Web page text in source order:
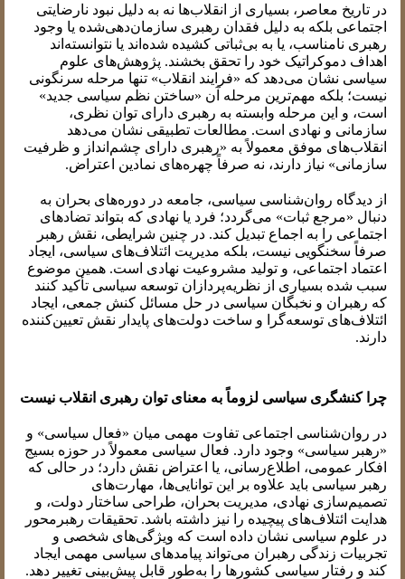
در تاریخ معاصر، بسیاری از انقلاب‌ها نه به دلیل نبود نارضایتی
اجتماعی بلکه به دلیل فقدان رهبری سازمان‌دهی‌شده یا وجود
رهبری نامناسب، یا به بی‌ثباتی کشیده شده‌اند یا نتوانسته‌اند
اهداف دموکراتیک خود را تحقق بخشند. پژوهش‌های علوم
سیاسی نشان می‌دهد که «فرایند انقلاب» تنها مرحله سرنگونی
نیست؛ بلکه مهم‌ترین مرحله آن «ساختن نظم سیاسی جدید»
است، و این مرحله وابسته به رهبری دارای توان نظری،
سازمانی و نهادی است. مطالعات تطبیقی نشان می‌دهد
انقلاب‌های موفق معمولاً به «رهبری دارای چشم‌انداز و ظرفیت
سازمانی» نیاز دارند، نه صرفاً چهره‌های نمادین اعتراض.
از دیدگاه روان‌شناسی سیاسی، جامعه در دوره‌های بحران به
دنبال «مرجع ثبات» می‌گردد؛ فرد یا نهادی که بتواند تضادهای
اجتماعی را به اجماع تبدیل کند. در چنین شرایطی، نقش رهبر
صرفاً سخنگویی نیست، بلکه مدیریت ائتلاف‌های سیاسی، ایجاد
اعتماد اجتماعی، و تولید مشروعیت نهادی است. همین موضوع
سبب شده بسیاری از نظریه‌پردازان توسعه سیاسی تأکید کنند
که رهبران و نخبگان سیاسی در حل مسائل کنش جمعی، ایجاد
ائتلاف‌های توسعه‌گرا و ساخت دولت‌های پایدار نقش تعیین‌کننده
دارند.
چرا کنشگری سیاسی لزوماً به معنای توان رهبری انقلاب نیست
در روان‌شناسی اجتماعی تفاوت مهمی میان «فعال سیاسی» و
«رهبر سیاسی» وجود دارد. فعال سیاسی معمولاً در حوزه بسیج
افکار عمومی، اطلاع‌رسانی، یا اعتراض نقش دارد؛ در حالی که
رهبر سیاسی باید علاوه بر این توانایی‌ها، مهارت‌های
تصمیم‌سازی نهادی، مدیریت بحران، طراحی ساختار دولت، و
هدایت ائتلاف‌های پیچیده را نیز داشته باشد. تحقیقات رهبرمحور
در علوم سیاسی نشان داده است که ویژگی‌های شخصی و
تجربیات زندگی رهبران می‌تواند پیامدهای سیاسی مهمی ایجاد
کند و رفتار سیاسی کشورها را به‌طور قابل پیش‌بینی تغییر دهد.